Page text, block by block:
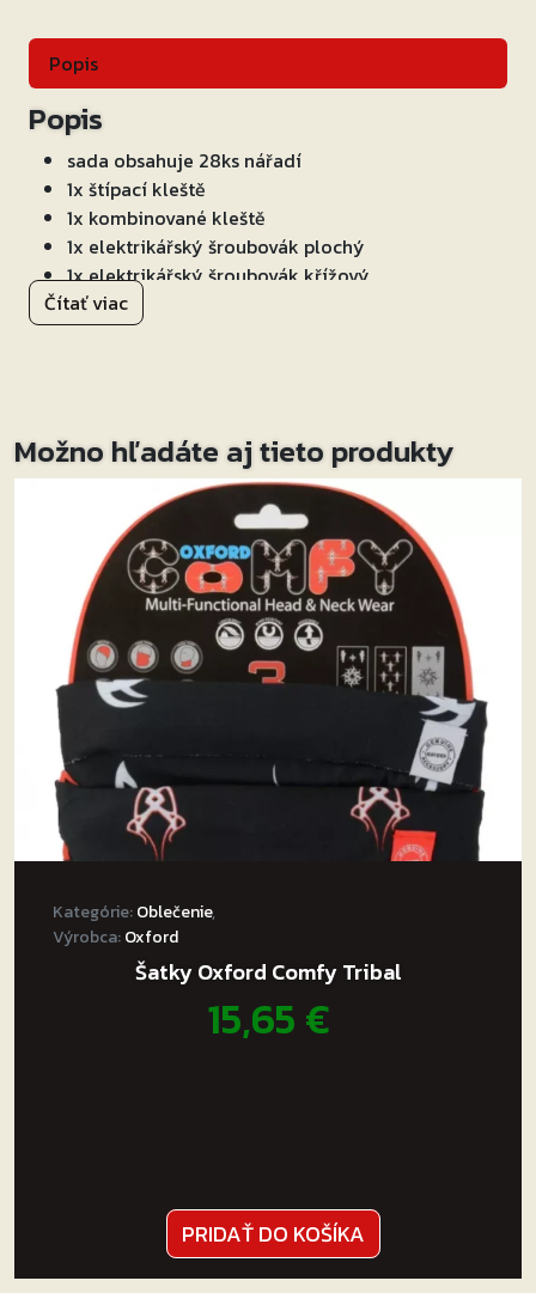
Popis
Popis
sada obsahuje 28ks nářadí
1x štípací kleště
1x kombinované kleště
1x elektrikářský šroubovák plochý
1x elektrikářský šroubovák křížový
sada oříšků M5 až M11 vč. držáku bitů a rukojeti
5 dílná sada imbusů 2, 3, 4, 5 a 6mm
Čítať viac
Možno hľadáte aj tieto produkty
Kategórie:Oblečenie,
Výrobca:Oxford
Šatky Oxford Comfy Tribal
15,65€
PRIDAŤ DO KOŠÍKA